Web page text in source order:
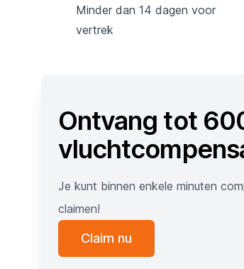
Minder dan 14 dagen voor
vertrek
Ontvang tot
Je kunt binnen enkele minuten
claimen!
Claim nu